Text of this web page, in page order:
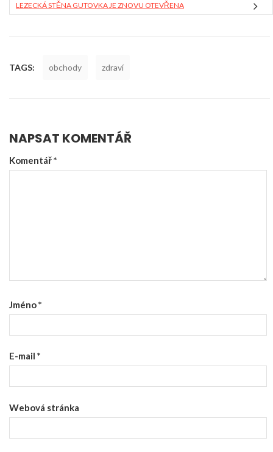
LEZECKÁ STĚNA GUTOVKA JE ZNOVU OTEVŘENA
TAGS: obchody zdraví
NAPSAT KOMENTÁŘ
Komentář*
Jméno*
E-mail *
Webová stránka